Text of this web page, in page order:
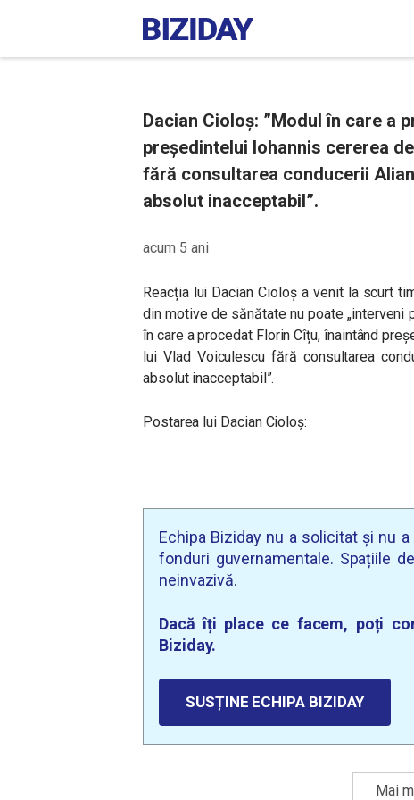
Dacian Cioloș: ”Modul în care a
președintelui Iohannis cererea
fără consultarea conducerii
absolut inacceptabil”.
acum 5 ani
Reacția lui Dacian Cioloș a venit la scurt
din motive de sănătate nu poate „interveni
în care a procedat Florin Cîțu, înaintând
lui Vlad Voiculescu fără consultarea
absolut inacceptabil”.
Postarea lui Dacian Cioloș:
Echipa Biziday nu a solicitat și nu
fonduri guvernamentale. Spațiile
neinvazivă.
Dacă îți place ce facem, poți
Biziday.
SUSȚINE ECHIPA BIZIDAY
Mai